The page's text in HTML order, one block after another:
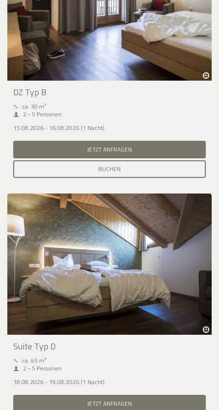
DZ Typ B
⤡ ca. 30 m²
2 - 5 Personen
15.08.2026 - 16.08.2026 (1 Nacht)
JETZT ANFRAGEN
BUCHEN
Suite Typ D
⤡ ca. 45 m²
2 - 5 Personen
18.08.2026 - 19.08.2026 (1 Nacht)
JETZT ANFRAGEN